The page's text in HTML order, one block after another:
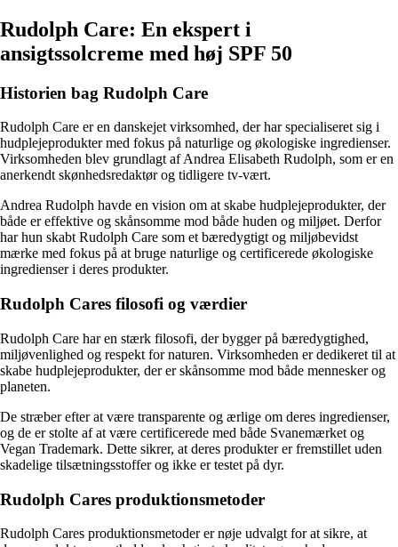
Rudolph Care: En ekspert i
ansigtssolcreme med høj SPF 50
Historien bag Rudolph Care
Rudolph Care er en danskejet virksomhed, der har specialiseret sig i
hudplejeprodukter med fokus på naturlige og økologiske ingredienser.
Virksomheden blev grundlagt af Andrea Elisabeth Rudolph, som er en
anerkendt skønhedsredaktør og tidligere tv-vært.
Andrea Rudolph havde en vision om at skabe hudplejeprodukter, der
både er effektive og skånsomme mod både huden og miljøet. Derfor
har hun skabt Rudolph Care som et bæredygtigt og miljøbevidst
mærke med fokus på at bruge naturlige og certificerede økologiske
ingredienser i deres produkter.
Rudolph Cares filosofi og værdier
Rudolph Care har en stærk filosofi, der bygger på bæredygtighed,
miljøvenlighed og respekt for naturen. Virksomheden er dedikeret til at
skabe hudplejeprodukter, der er skånsomme mod både mennesker og
planeten.
De stræber efter at være transparente og ærlige om deres ingredienser,
og de er stolte af at være certificerede med både Svanemærket og
Vegan Trademark. Dette sikrer, at deres produkter er fremstillet uden
skadelige tilsætningsstoffer og ikke er testet på dyr.
Rudolph Cares produktionsmetoder
Rudolph Cares produktionsmetoder er nøje udvalgt for at sikre, at